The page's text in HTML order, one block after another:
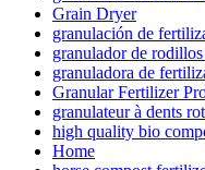
Grain Dryer
granulación de
granulador de
granuladora de
Granular Fertilizer
granulateur à dents
high quality bio
Home